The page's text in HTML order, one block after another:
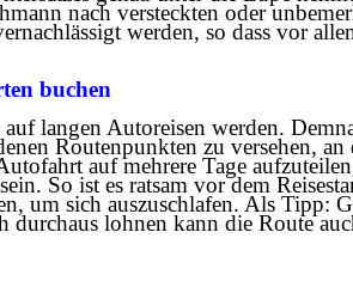
nach versteckten oder
werden, so dass vor
buchen
langen Autoreisen werden.
Routenpunkten zu versehen,
auf mehrere Tage
So ist es ratsam vor dem
um sich auszuschlafen. Als Tipp:
durchaus lohnen kann die Route